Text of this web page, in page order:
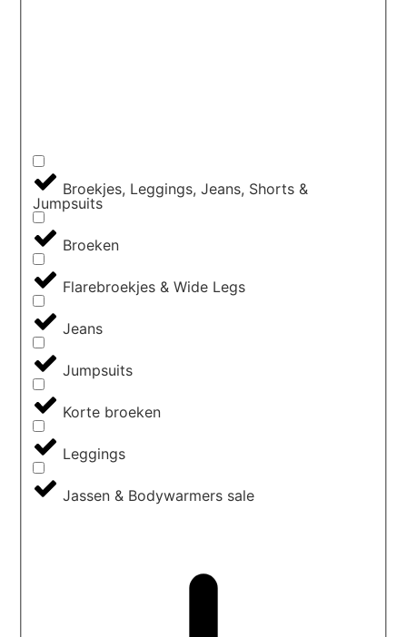
Broekjes, Leggings, Jeans, Shorts &
Jumpsuits
Broeken
Flarebroekjes & Wide Legs
Jeans
Jumpsuits
Korte broeken
Leggings
Jassen & Bodywarmers sale